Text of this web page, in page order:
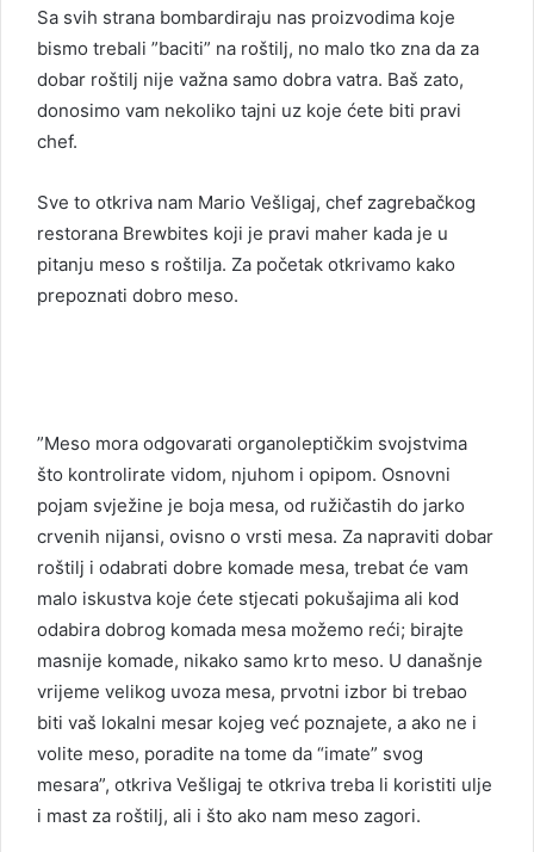
Sa svih strana bombardiraju nas proizvodima koje
bismo trebali ”baciti” na roštilj, no malo tko zna da za
dobar roštilj nije važna samo dobra vatra. Baš zato,
donosimo vam nekoliko tajni uz koje ćete biti pravi
chef.
Sve to otkriva nam Mario Vešligaj, chef zagrebačkog
restorana Brewbites koji je pravi maher kada je u
pitanju meso s roštilja. Za početak otkrivamo kako
prepoznati dobro meso.
”Meso mora odgovarati organoleptičkim svojstvima
što kontrolirate vidom, njuhom i opipom. Osnovni
pojam svježine je boja mesa, od ružičastih do jarko
crvenih nijansi, ovisno o vrsti mesa. Za napraviti dobar
roštilj i odabrati dobre komade mesa, trebat će vam
malo iskustva koje ćete stjecati pokušajima ali kod
odabira dobrog komada mesa možemo reći; birajte
masnije komade, nikako samo krto meso. U današnje
vrijeme velikog uvoza mesa, prvotni izbor bi trebao
biti vaš lokalni mesar kojeg već poznajete, a ako ne i
volite meso, poradite na tome da “imate” svog
mesara”, otkriva Vešligaj te otkriva treba li koristiti ulje
i mast za roštilj, ali i što ako nam meso zagori.